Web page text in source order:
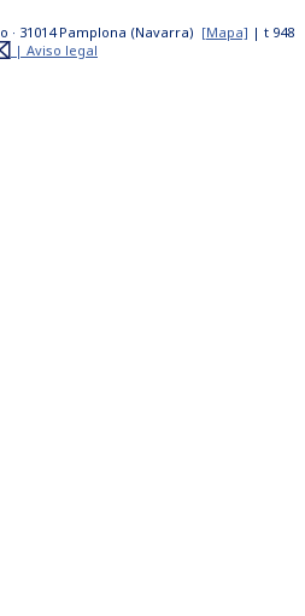
· 31014 Pamplona (Navarra) [Mapa] | t 948
| Aviso legal